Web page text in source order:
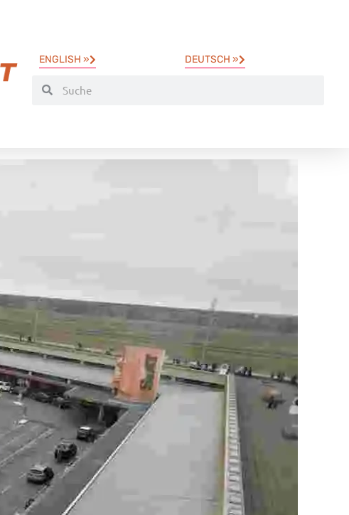
ENGLISH » DEUTSCH »